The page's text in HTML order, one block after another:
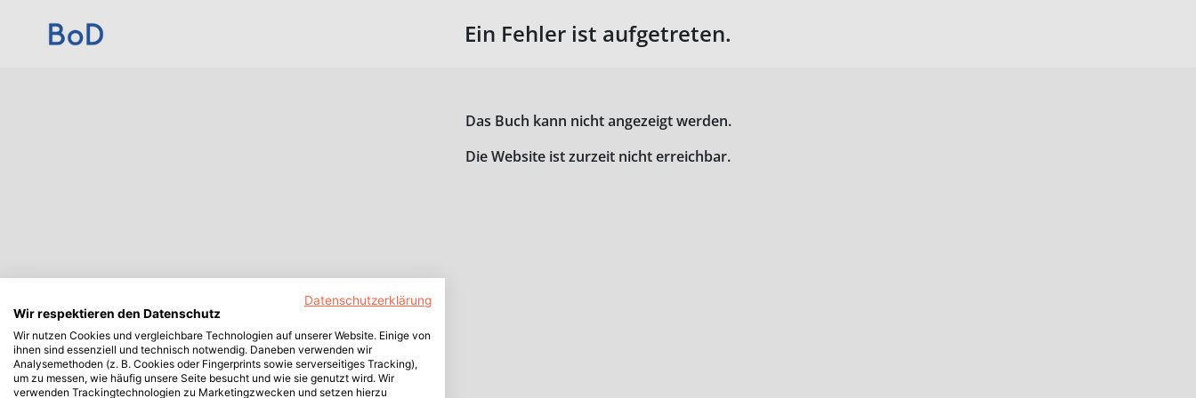
Ein Fehler ist aufgetreten.
Das Buch kann nicht angezeigt werden.
Die Website ist zurzeit nicht erreichbar.
Datenschutzerklärung
Wir respektieren den Datenschutz
Wir nutzen Cookies und vergleichbare Technologien auf unserer Website. Einige von
ihnen sind essenziell und technisch notwendig. Daneben verwenden wir
Analysemethoden (z. B. Cookies oder Fingerprints sowie serverseitiges Tracking),
um zu messen, wie häufig unsere Seite besucht und wie sie genutzt wird. Wir
verwenden Trackingtechnologien zu Marketingzwecken und setzen hierzu